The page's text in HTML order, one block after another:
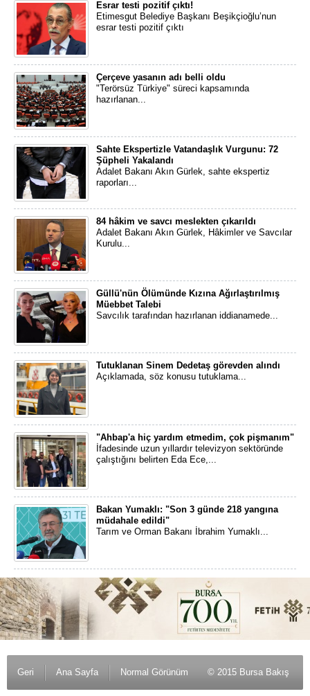
Esrar testi pozitif çıktı!
Etimesgut Belediye Başkanı Beşikçioğlu’nun
esrar testi pozitif çıktı
Çerçeve yasanın adı belli oldu
"Terörsüz Türkiye" süreci kapsamında
hazırlanan...
Sahte Ekspertizle Vatandaşlık Vurgunu: 72
Şüpheli Yakalandı
Adalet Bakanı Akın Gürlek, sahte ekspertiz
raporları...
84 hâkim ve savcı meslekten çıkarıldı
Adalet Bakanı Akın Gürlek, Hâkimler ve Savcılar
Kurulu...
Güllü'nün Ölümünde Kızına Ağırlaştırılmış
Müebbet Talebi
Savcılık tarafından hazırlanan iddianamede...
Tutuklanan Sinem Dedetaş görevden alındı
Açıklamada, söz konusu tutuklama...
"Ahbap'a hiç yardım etmedim, çok pişmanım"
İfadesinde uzun yıllardır televizyon sektöründe
çalıştığını belirten Eda Ece,...
Bakan Yumaklı: "Son 3 günde 218 yangına
müdahale edildi"
Tarım ve Orman Bakanı İbrahim Yumaklı...
Geri Ana Sayfa Normal Görünüm © 2015 Bursa Bakış